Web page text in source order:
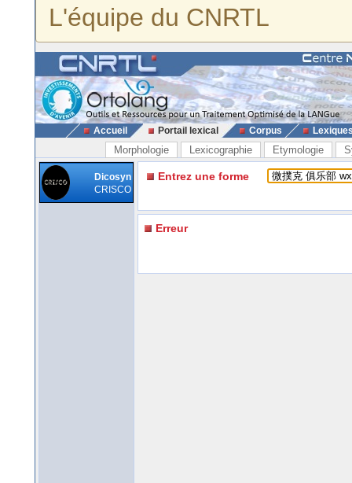
L'équipe du CNRTL
Accueil Portail lexical Corpus
Morphologie Lexicographie Etymologie
Dicosyn
CRISCO
Entrez une forme
Erreur